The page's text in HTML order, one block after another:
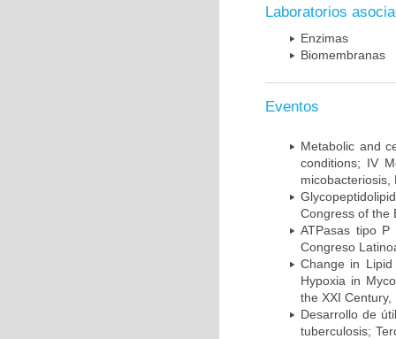
Laboratorios
Enzimas
Biomembranas
Eventos
Metabolic and
conditions; IV
micobacteriosis,
Congress of the
ATPasas tipo P
Congreso
Change in
Hypoxia in
the XXI
Desarrollo de
tuberculosis;